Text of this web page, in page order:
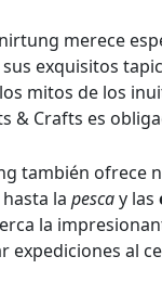
merece
exquisitos
mitos de los
& Crafts es
también ofrece
hasta la pescay las
la
expediciones al